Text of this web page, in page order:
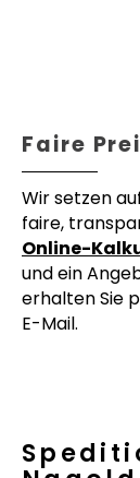
Faire
Wir setzen
faire,
Online-
und ein
erhalten Sie
E-Mail.